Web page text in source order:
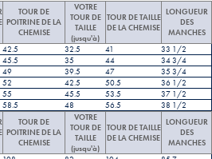
TOUR DE
POITRINE DE LA
CHEMISE
VOTRE
TOUR DE
TAILLE
(jusqu'à)
TOUR DE TAILLE
DE LA CHEMISE
LONGUEUR
DES
MANCHES
42.5 32.5 41
33 1/2
45.5 35 44
34 3/4
49 39.5 47
35 3/4
52 42.5 50.5
36 1/2
55 45.5 53.5
37 1/2
58.5 48 56.5
38 1/2
TOUR DE
POITRINE DE LA
CHEMISE
VOTRE
TOUR DE
TAILLE
(jusqu'à)
TOUR DE TAILLE
DE LA CHEMISE
LONGUEUR
DES
MANCHES